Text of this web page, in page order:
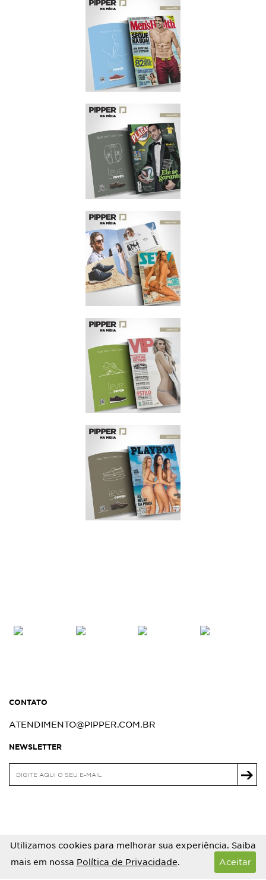
MEN'S HEALTH
JULHO/2014
MEN'S HEALTH
JANEIRO/2014
PLACAR
JANEIRO/2014
SEXY
JANEIRO/2014
VIP
JANEIRO/2014
CONTATO
ATENDIMENTO@PIPPER.COM.BR
NEWSLETTER
Utilizamos cookies para melhorar sua experiência. Saiba
mais em nossa Política de Privacidade. Aceitar